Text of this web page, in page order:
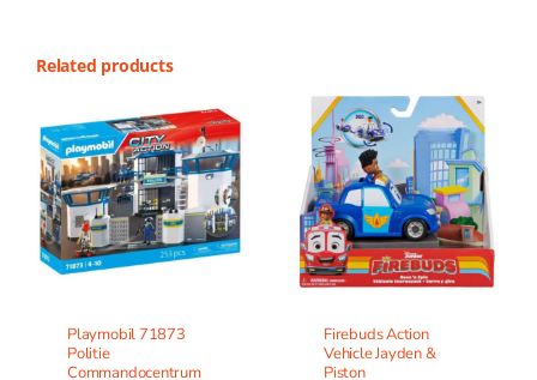
Related products
Playmobil 71873
Politie
Commandocentrum
Firebuds Action
Vehicle Jayden &
Piston